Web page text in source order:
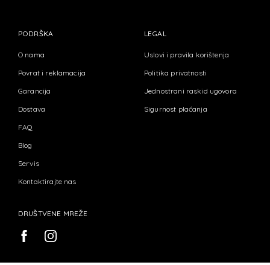
PODRŠKA
O nama
Povrat i reklamacija
Garancija
Dostava
FAQ
Blog
Servis
Kontaktirajte nas
LEGAL
Uslovi i pravila korištenja
Politika privatnosti
Jednostrani raskid ugovora
Sigurnost plaćanja
DRUŠTVENE MREŽE